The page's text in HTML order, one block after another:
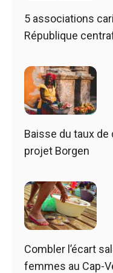
5 associations
République
Baisse du taux
projet Borgen
Combler l’écart
femmes au Cap-